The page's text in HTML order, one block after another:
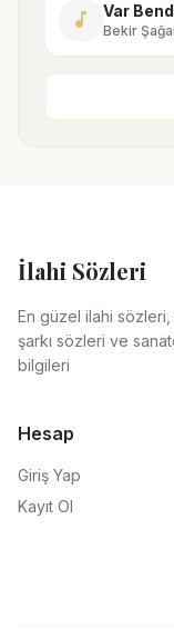
music_note Var
Bekir
İlahi Sözleri
En güzel ilahi sözleri,
şarkı sözleri ve
bilgileri
Hesap
Giriş Yap
Kayıt Ol